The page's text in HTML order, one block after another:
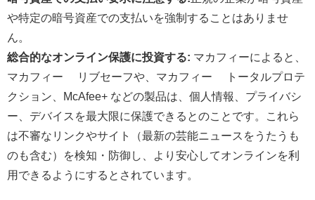
や特定の暗号資産での支払いを強制することはありませ
ん。
総合的なオンライン保護に投資する: マカフィーによると、
マカフィー® リブセーフや、マカフィー® トータルプロテ
クション、McAfee+ などの製品は、個人情報、プライバシ
ー、デバイスを最大限に保護できるとのことです。これら
は不審なリンクやサイト（最新の芸能ニュースをうたうも
のも含む）を検知・防御し、より安心してオンラインを利
用できるようにするとされています。